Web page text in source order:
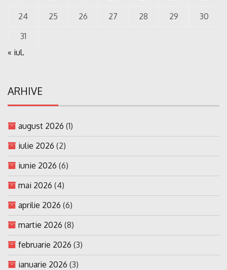
24
25 26 27 28 29
30
31
« iul.
ARHIVE
august 2026 (1)
iulie 2026 (2)
iunie 2026 (6)
mai 2026 (4)
aprilie 2026 (6)
martie 2026 (8)
februarie 2026 (3)
ianuarie 2026 (3)